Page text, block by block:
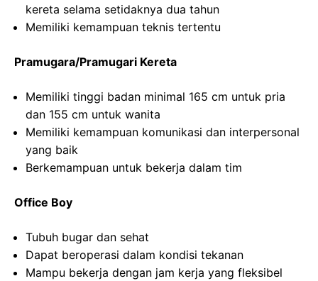
kereta selama setidaknya dua tahun
Memiliki kemampuan teknis tertentu
Pramugara/Pramugari Kereta
Memiliki tinggi badan minimal 165 cm untuk pria
dan 155 cm untuk wanita
Memiliki kemampuan komunikasi dan interpersonal
yang baik
Berkemampuan untuk bekerja dalam tim
Office Boy
Tubuh bugar dan sehat
Dapat beroperasi dalam kondisi tekanan
Mampu bekerja dengan jam kerja yang fleksibel